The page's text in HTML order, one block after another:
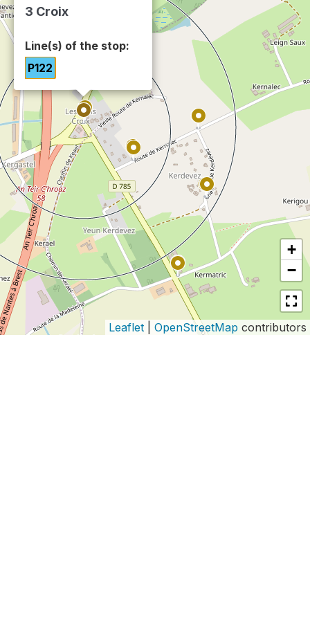
3 Croix
Line(s) of the stop:
P122
+
−
Leaflet OpenStreetMap contributors